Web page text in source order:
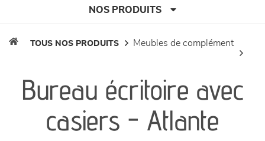
NOS PRODUITS
séjours
meubles de complément
TOUS NOS PRODUITS meubles de complément
Bureau écritoire avec
casiers - Atlante